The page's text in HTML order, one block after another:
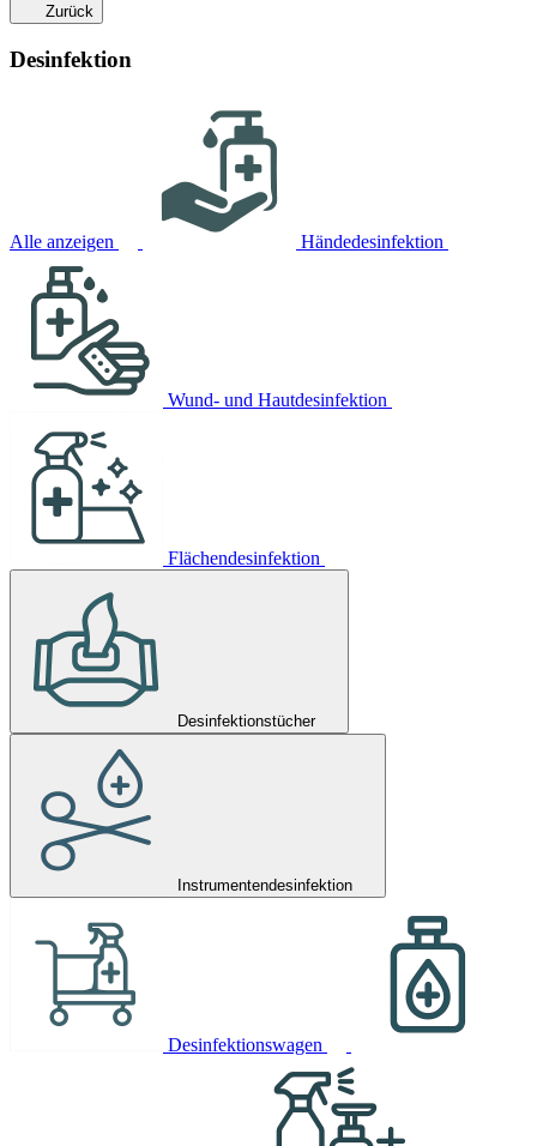
Zurück
Desinfektion
Alle anzeigen Händedesinfektion
Wund- und Hautdesinfektion
Flächendesinfektion
Desinfektionstücher
Instrumentendesinfektion
Desinfektionswagen